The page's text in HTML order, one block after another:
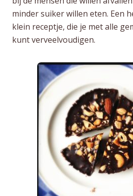
minder suiker willen eten. Een
klein receptje, die je met alle
kunt verveelvoudigen.